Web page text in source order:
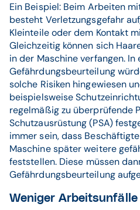
Ein Beispiel: Beim Arbeiten
besteht Verletzungsgefahr
Kleinteile oder dem Kontakt
Gleichzeitig können sich
in der Maschine verfangen. In
Gefährdungsbeurteilung
solche Risiken hingewiesen
beispielsweise
regelmäßig zu überprüfende
Schutzausrüstung (PSA)
immer sein, dass
Maschine später weitere
feststellen. Diese müssen
Gefährdungsbeurteilung
Weniger